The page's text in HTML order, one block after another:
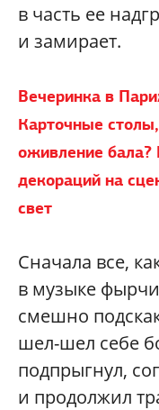
в часть ее
и замирает.
Вечеринка в
Карточные
оживление
декораций на
свет
Сначала все,
в музыке
смешно
шел-шел себе
подпрыгнул,
и продолжил